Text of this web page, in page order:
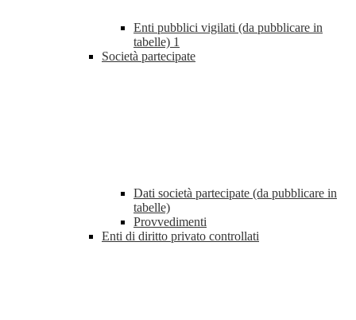
Enti pubblici vigilati (da pubblicare in
tabelle) 1
Società partecipate
Dati società partecipate (da pubblicare in
tabelle)
Provvedimenti
Enti di diritto privato controllati